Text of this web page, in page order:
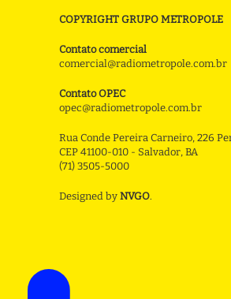
COPYRIGHT GRUPO METROPOLE
Contato comercial
comercial@radiometropole.com.br
Contato OPEC
opec@radiometropole.com.br
Rua Conde Pereira Carneiro, 226
CEP 41100-010 - Salvador, BA
(71) 3505-5000
Designed by NVGO.